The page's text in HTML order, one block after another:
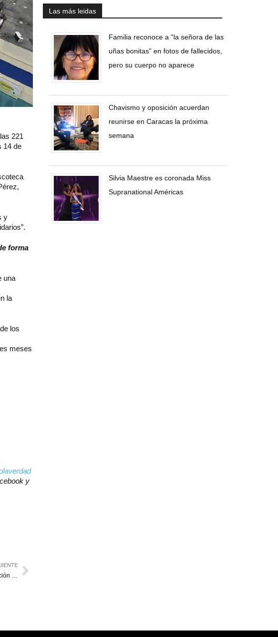
221
14 de
y
forma
una
la
los
meses
y
Las más leidas
Familia reconoce a “la señora de las
uñas bonitas” en fotos de fallecidos,
pero su cuerpo no aparece
Chavismo y oposición acuerdan
reunirse en Caracas la próxima
semana
Silvia Maestre es coronada Miss
Supranational Américas